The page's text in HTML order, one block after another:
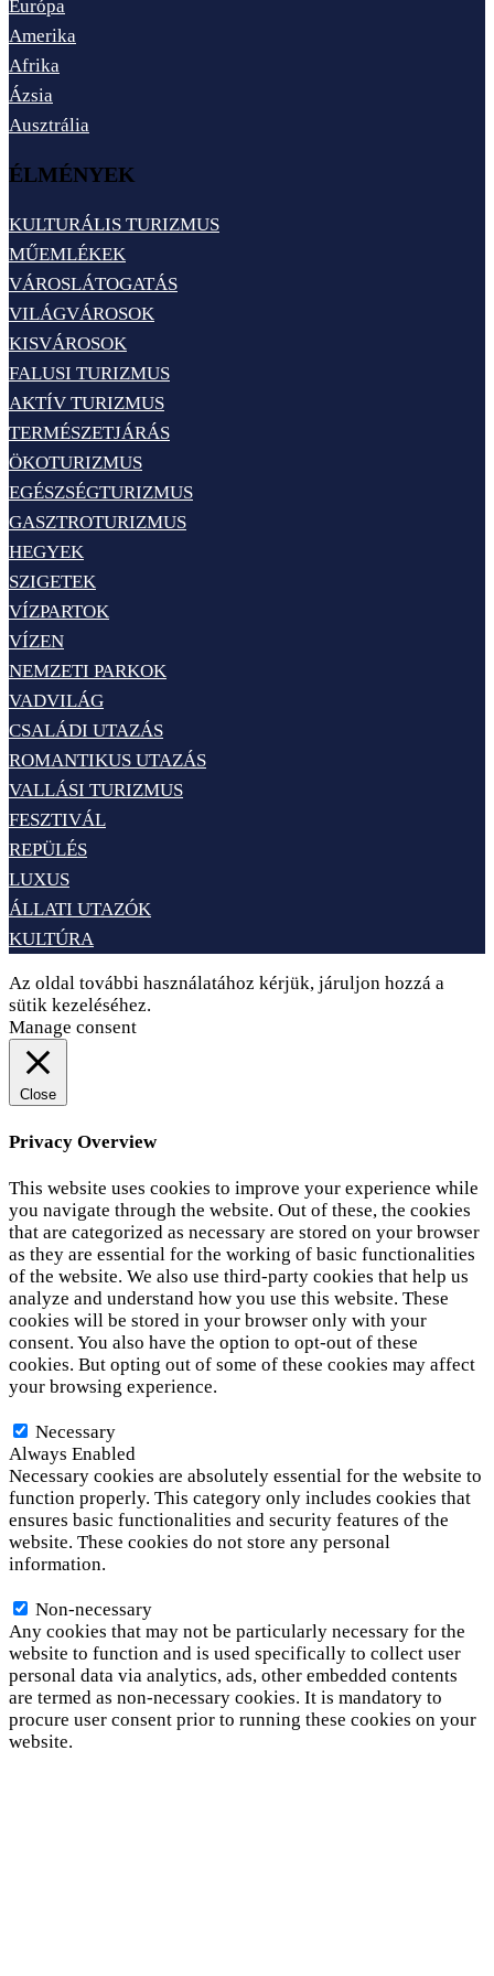
Európa
Amerika
Afrika
Ázsia
Ausztrália
ÉLMÉNYEK
KULTURÁLIS TURIZMUS
MŰEMLÉKEK
VÁROSLÁTOGATÁS
VILÁGVÁROSOK
KISVÁROSOK
FALUSI TURIZMUS
AKTÍV TURIZMUS
TERMÉSZETJÁRÁS
ÖKOTURIZMUS
EGÉSZSÉGTURIZMUS
GASZTROTURIZMUS
HEGYEK
SZIGETEK
VÍZPARTOK
VÍZEN
NEMZETI PARKOK
VADVILÁG
CSALÁDI UTAZÁS
ROMANTIKUS UTAZÁS
VALLÁSI TURIZMUS
FESZTIVÁL
REPÜLÉS
LUXUS
ÁLLATI UTAZÓK
KULTÚRA
Az oldal további használatához kérjük, járuljon hozzá a
sütik kezeléséhez.
Manage consent
Close
Privacy Overview
This website uses cookies to improve your experience while
you navigate through the website. Out of these, the cookies
that are categorized as necessary are stored on your browser
as they are essential for the working of basic functionalities
of the website. We also use third-party cookies that help us
analyze and understand how you use this website. These
cookies will be stored in your browser only with your
consent. You also have the option to opt-out of these
cookies. But opting out of some of these cookies may affect
your browsing experience.
Necessary
Always Enabled
Necessary cookies are absolutely essential for the website to
function properly. This category only includes cookies that
ensures basic functionalities and security features of the
website. These cookies do not store any personal
information.
Non-necessary
Any cookies that may not be particularly necessary for the
website to function and is used specifically to collect user
personal data via analytics, ads, other embedded contents
are termed as non-necessary cookies. It is mandatory to
procure user consent prior to running these cookies on your
website.